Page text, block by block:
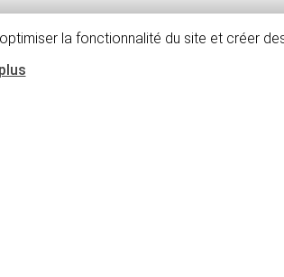
la fonctionnalité du site et créer